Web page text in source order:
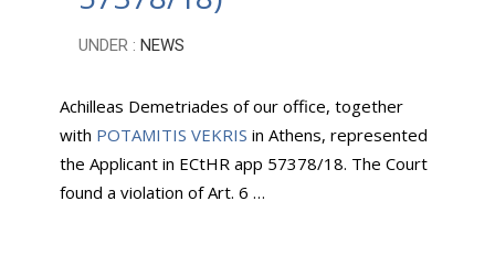
UNDER : NEWS
Achilleas Demetriades of our office, together
with POTAMITIS VEKRIS in Athens, represented
the Applicant in ECtHR app 57378/18. The Court
found a violation of Art. 6 …